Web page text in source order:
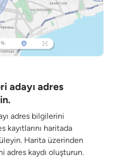
adayı adres
adres bilgilerini
kayıtlarını haritada
Harita üzerinden
adres kaydı oluşturun.